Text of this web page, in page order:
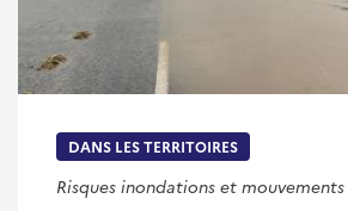
DANS LES TERRITOIRES
Risques inondations et